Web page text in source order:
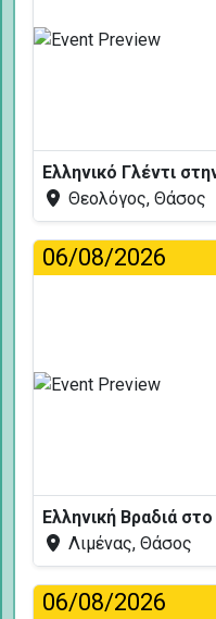
Ελληνικό Γλέντι
Θεολόγος, Θάσος
06/08/2026
Ελληνική Βραδιά
Λιμένας, Θάσος
06/08/2026